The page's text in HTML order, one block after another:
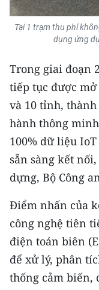
Chuyên trang
CHUYÊN ĐỀ
CÁC CHUYÊN
VỀ BÁO NHÂN
THỜI NAY
NHÂN DÂN CUỐI
NHÂN DÂN HẰNG
MUA BÁO
ĐỌC BÁO IN
Tại 1 trạm thu phí
dụng ứng
Trong giai đoạn
tiếp tục được
và 10 tỉnh,
hành thông
100% dữ liệu
sẵn sàng kết
dựng, Bộ Công
Điểm nhấn của
công nghệ tiên
điện toán biên
để xử lý, phân
thống cảm biến,